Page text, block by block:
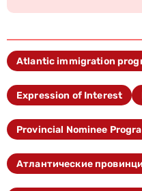
Atlantic immigration
Expression of Interest
Provincial Nominee
Атлантические